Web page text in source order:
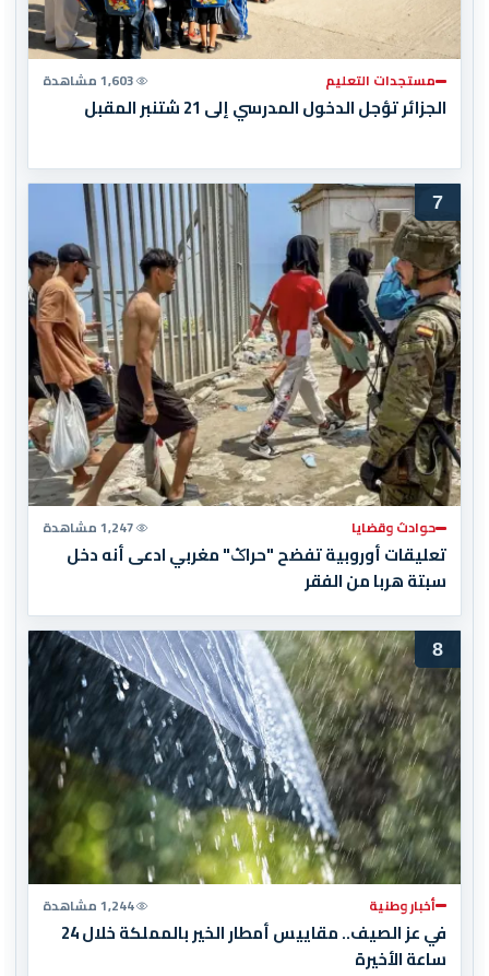
مستجدات التعليم 1,603 مشاهدة
الجزائر تؤجل الدخول المدرسي إلى 21 شتنبر المقبل
7
حوادث وقضايا 1,247 مشاهدة
تعليقات أوروبية تفضح "حراݣ" مغربي ادعى أنه دخل
سبتة هربا من الفقر
8
أخبار وطنية 1,244 مشاهدة
في عز الصيف.. مقاييس أمطار الخير بالمملكة خلال 24
ساعة الأخيرة